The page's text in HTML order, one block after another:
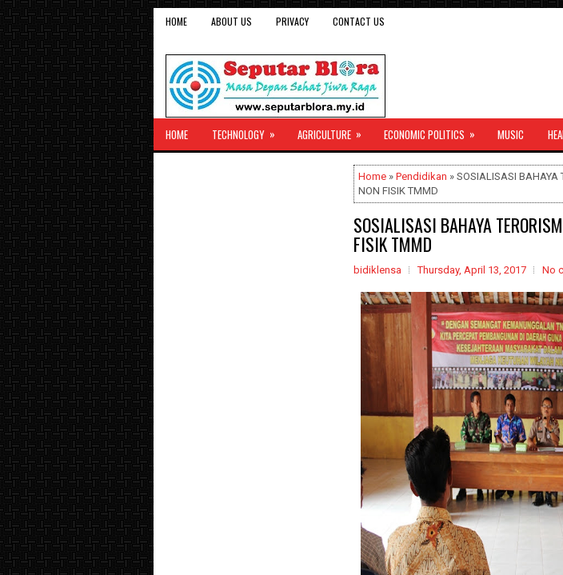
HOME ABOUT US PRIVACY CONTACT US
HOME TECHNOLOGY » AGRICULTURE » ECONOMIC POLITICS » MUSIC
Home » Pendidikan » SOSIALISASI BAHAYA
NON FISIK TMMD
SOSIALISASI BAHAYA
FISIK TMMD
bidiklensa Thursday, April 13, 2017 No